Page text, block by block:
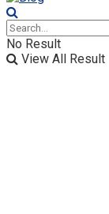
No Result
View All Result